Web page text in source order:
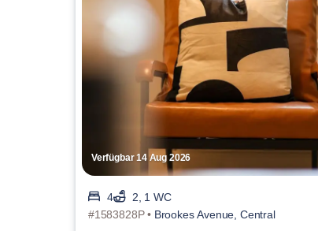
Verfügbar 14 Aug 2026
4
2, 1 WC
#1583828P • Brookes Avenue, Central